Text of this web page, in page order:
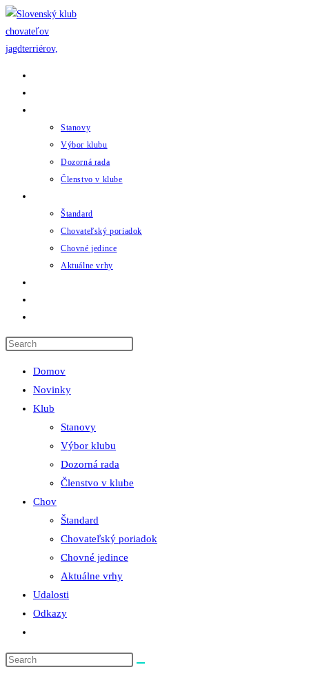
Skip
to
content
Stanovy
Výbor klubu
Dozorná rada
Členstvo v klube
Štandard
Chovateľský poriadok
Chovné jedince
Aktuálne vrhy
search
Domov
Novinky
Klub
Stanovy
Výbor klubu
Dozorná rada
Členstvo v klube
Chov
Štandard
Chovateľský poriadok
Chovné jedince
Aktuálne vrhy
Udalosti
Odkazy
search